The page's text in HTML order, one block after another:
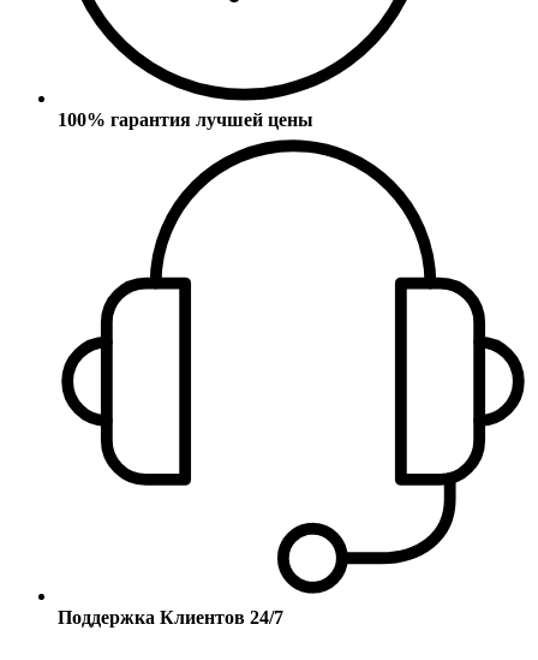
100% гарантия лучшей цены
Поддержка Клиентов 24/7